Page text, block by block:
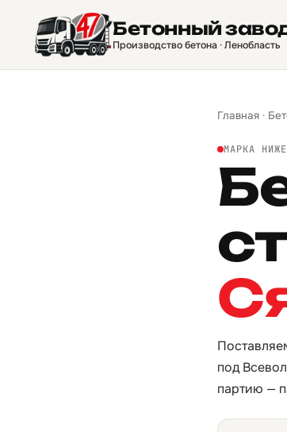
Бетонный
Производство бетона · Ленобласть
Главная ·
МАРКА
под
партию —